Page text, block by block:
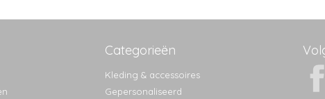
Categorieën
Kleding & accessoires
Gepersonaliseerd